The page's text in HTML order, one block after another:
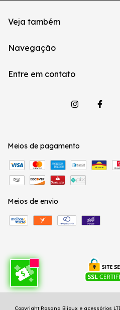
Veja também
Navegação
Entre em contato
Meios de pagamento
Meios de envio
Copyright Rosana Bijoux e acessórios